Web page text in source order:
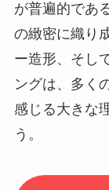
が普遍的であ
の緻密に織り
ー造形、そし
ングは、多く
感じる大きな
う。